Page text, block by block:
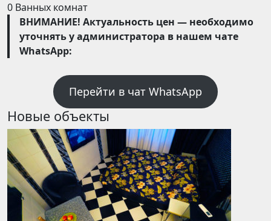
0 Ванных комнат
ВНИМАНИЕ! Актуальность цен — необходимо
уточнять у администратора в нашем чате
WhatsApp:
Перейти в чат WhatsApp
Новые объекты